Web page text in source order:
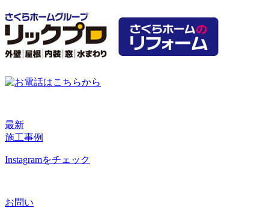
最新
施工事例
Instagramをチェック
お問い